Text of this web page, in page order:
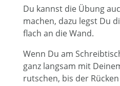
Du kannst die Übung
machen, dazu legst Du
flach an die Wand.
Wenn Du am
ganz langsam mit
rutschen, bis der